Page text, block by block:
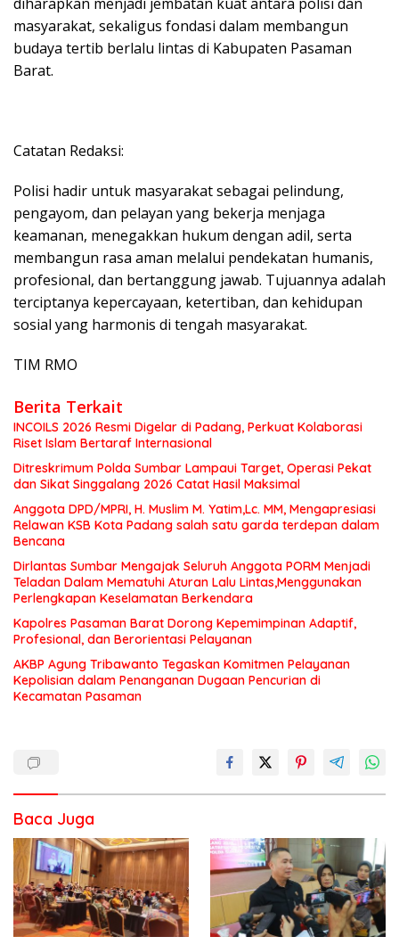
masyarakat, sekaligus fondasi dalam membangun
budaya tertib berlalu lintas di Kabupaten Pasaman
Barat.
Catatan Redaksi:
Polisi hadir untuk masyarakat sebagai pelindung,
pengayom, dan pelayan yang bekerja menjaga
keamanan, menegakkan hukum dengan adil, serta
membangun rasa aman melalui pendekatan humanis,
profesional, dan bertanggung jawab. Tujuannya adalah
terciptanya kepercayaan, ketertiban, dan kehidupan
sosial yang harmonis di tengah masyarakat.
TIM RMO
Berita Terkait
INCOILS 2026 Resmi Digelar di Padang, Perkuat Kolaborasi
Riset Islam Bertaraf Internasional
Ditreskrimum Polda Sumbar Lampaui Target, Operasi Pekat
dan Sikat Singgalang 2026 Catat Hasil Maksimal
Anggota DPD/MPRI, H. Muslim M. Yatim,Lc. MM, Mengapresiasi
Relawan KSB Kota Padang salah satu garda terdepan dalam
Bencana
Dirlantas Sumbar Mengajak Seluruh Anggota PORM Menjadi
Teladan Dalam Mematuhi Aturan Lalu Lintas,Menggunakan
Perlengkapan Keselamatan Berkendara
Kapolres Pasaman Barat Dorong Kepemimpinan Adaptif,
Profesional, dan Berorientasi Pelayanan
AKBP Agung Tribawanto Tegaskan Komitmen Pelayanan
Kepolisian dalam Penanganan Dugaan Pencurian di
Kecamatan Pasaman
Baca Juga